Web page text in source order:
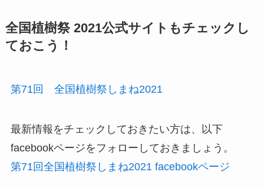
全国植樹祭 2021公式サイトもチェックし
ておこう！
第71回 全国植樹祭しまね2021
最新情報をチェックしておきたい方は、以下
facebookページをフォローしておきましょう。
第71回全国植樹祭しまね2021 facebookページ